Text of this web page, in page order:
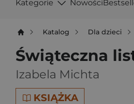
Kategorie Nowości
Katalog Dla dzieci
Świąteczna
Izabela Michta
KSIĄŻKA